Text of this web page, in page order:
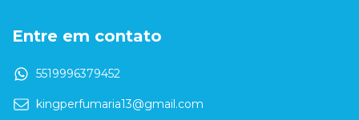
Entre em contato
5519996379452
kingperfumaria13@gmail.com